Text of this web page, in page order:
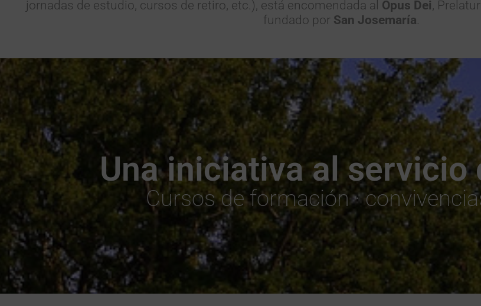
jornadas de estudio, cursos de retiro, etc.), está encomendada al Opus Dei,
fundado por San Josemaría
Una iniciativa al servicio
Cursos de formación ·